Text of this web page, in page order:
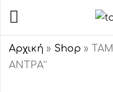
Αρχική » Shop »
ΑΝΤΡΑ”